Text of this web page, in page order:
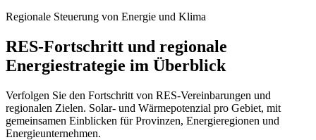
Regionale Steuerung von Energie und Klima
RES-Fortschritt und regionale
Energiestrategie im Überblick
Verfolgen Sie den Fortschritt von RES-Vereinbarungen und
regionalen Zielen. Solar- und Wärmepotenzial pro Gebiet, mit
gemeinsamen Einblicken für Provinzen, Energieregionen und
Energieunternehmen.